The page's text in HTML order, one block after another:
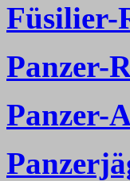
Füsilier-
Panzer-
Panzer-